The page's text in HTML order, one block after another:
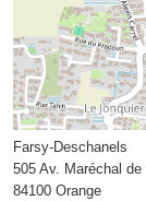
Farsy-Deschanels
505 Av. Maréchal
84100 Orange